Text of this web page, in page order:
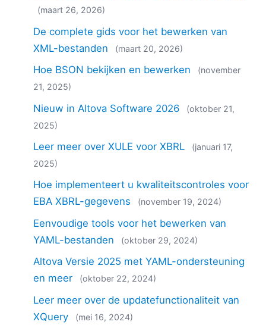
(maart 26, 2026)
De complete gids voor het bewerken van
XML-bestanden
(maart 20, 2026)
Hoe BSON bekijken en bewerken
(november
21, 2025)
Nieuw in Altova Software 2026
(oktober 21,
2025)
Leer meer over XULE voor XBRL
(januari 17,
2025)
Hoe implementeert u kwaliteitscontroles voor
EBA XBRL-gegevens
(november 19, 2024)
Eenvoudige tools voor het bewerken van
YAML-bestanden
(oktober 29, 2024)
Altova Versie 2025 met YAML-ondersteuning
en meer
(oktober 22, 2024)
Leer meer over de updatefunctionaliteit van
XQuery
(mei 16, 2024)